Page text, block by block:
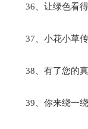
36、让绿色看
37、小花小草
38、有了您的
39、你来绕一